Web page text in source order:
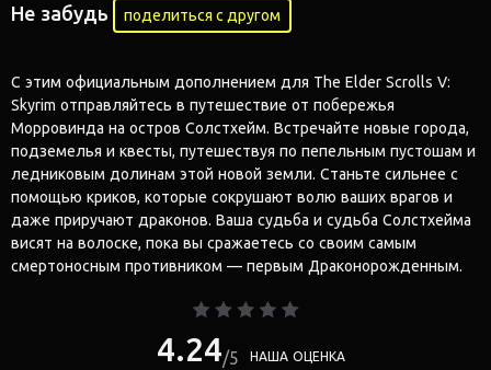
Не забудь поделиться с другом
С этим официальным дополнением для The Elder Scrolls V:
Skyrim отправляйтесь в путешествие от побережья
Морровинда на остров Солстхейм. Встречайте новые города,
подземелья и квесты, путешествуя по пепельным пустошам и
ледниковым долинам этой новой земли. Станьте сильнее с
помощью криков, которые сокрушают волю ваших врагов и
даже приручают драконов. Ваша судьба и судьба Солстхейма
висят на волоске, пока вы сражаетесь со своим самым
смертоносным противником — первым Драконорожденным.
4.24 5 НАША ОЦЕНКА